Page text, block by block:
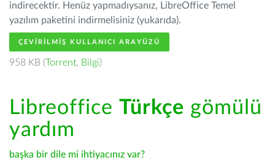
indirecektir. Henüz yapmadıysanız, LibreOffice Temel
yazılım paketini indirmelisiniz (yukarıda).
ÇEVIRILMIŞ KULLANICI ARAYÜZÜ
958 KB (Torrent, Bilgi)
Libreoffice Türkçe gömülü
yardım
başka bir dile mi ihtiyacınız var?